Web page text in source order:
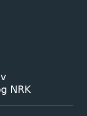
NRK